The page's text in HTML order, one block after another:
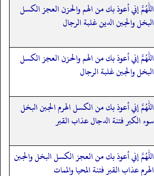
اللهم إني أعوذ بك من الهم والحزن العجز الكسل
البخل والجبن الدين غلبة الرجال
اللهم إني أعوذ بك من الهم والحزن العجز الكسل
البخل والجبن غلبة الرجال
اللهم إني أعوذ بك من الكسل الهرم الجبن البخل
سوء الكبر فتنة الدجال عذاب القبر
اللهم إني أعوذ بك من العجز الكسل البخل والجبن
الهرم عذاب القبر فتنة المحيا والممات